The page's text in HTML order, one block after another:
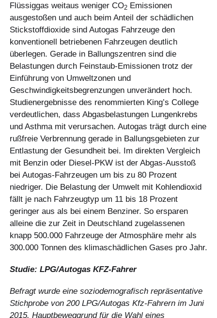
Flüssiggas weitaus weniger CO2 Emissionen
ausgestoßen und auch beim Anteil der schädlichen
Stickstoffdioxide sind Autogas Fahrzeuge den
konventionell betriebenen Fahrzeugen deutlich
überlegen. Gerade in Ballungszentren sind die
Belastungen durch Feinstaub-Emissionen trotz der
Einführung von Umweltzonen und
Geschwindigkeitsbegrenzungen unverändert hoch.
Studienergebnisse des renommierten King’s College
verdeutlichen, dass Abgasbelastungen Lungenkrebs
und Asthma mit verursachen. Autogas trägt durch eine
rußfreie Verbrennung gerade in Ballungsgebieten zur
Entlastung der Gesundheit bei. Im direkten Vergleich
mit Benzin oder Diesel-PKW ist der Abgas-Ausstoß
bei Autogas-Fahrzeugen um bis zu 80 Prozent
niedriger. Die Belastung der Umwelt mit Kohlendioxid
fällt je nach Fahrzeugtyp um 11 bis 18 Prozent
geringer aus als bei einem Benziner. So ersparen
alleine die zur Zeit in Deutschland zugelassenen
knapp 500.000 Fahrzeuge der Atmosphäre mehr als
300.000 Tonnen des klimaschädlichen Gases pro Jahr.
Studie: LPG/Autogas KFZ-Fahrer
Befragt wurde eine soziodemografisch repräsentative
Stichprobe von 200 LPG/Autogas Kfz-Fahrern im Juni
2015. Hauptbeweggrund für die Wahl eines